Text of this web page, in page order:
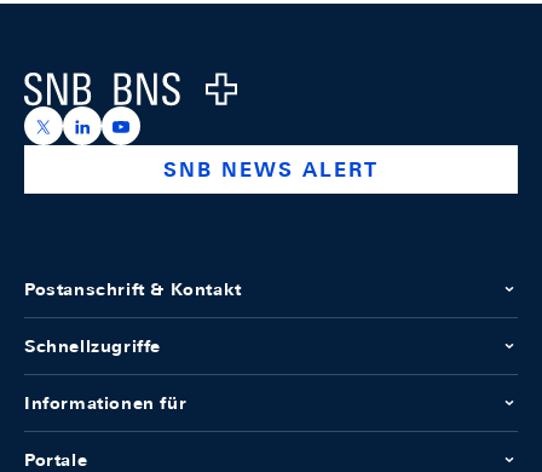
Logo
https://x.com/snb_bns
https://ch.linkedin.com/company/swiss-national-
https://www.youtube.com/@swissnationalbank
SNB NEWS ALERT
Postanschrift & Kontakt
Schnellzugriffe
Informationen für
Portale